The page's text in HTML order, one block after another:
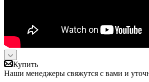
Купить
Наши менеджеры свяжутся с вами и